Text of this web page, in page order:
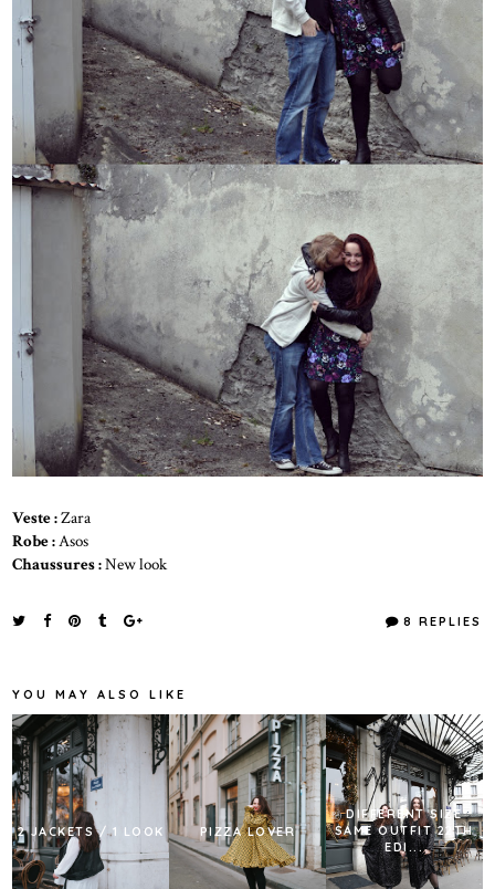
Veste :Zara
Robe :Asos
Chaussures :New look
8 REPLIES
YOU MAY ALSO LIKE
2 JACKETS / 1 LOOK PIZZA LOVER
DIFFERENT SIZE
SAME OUTFIT 22TH
EDI...